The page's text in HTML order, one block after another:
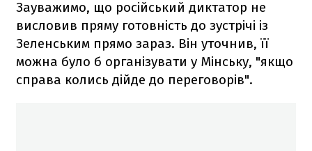
Зауважимо, що російський диктатор не
висловив пряму готовність до зустрічі із
Зеленським прямо зараз. Він уточнив, її
можна було б організувати у Мінську, "якщо
справа колись дійде до переговорів".